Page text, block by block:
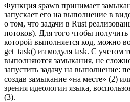
Функция spawn принимает
запускает его на выполнение в
о том, что задачи в Rust
потоков). Для того чтобы
которой выполняется код, можно
get_task() из модуля task. С учетом
выполняются замыкания, не
запустить задачу на выполнение:
создав замыкание «на месте» (2)
зрения идеологии языка,
(3).